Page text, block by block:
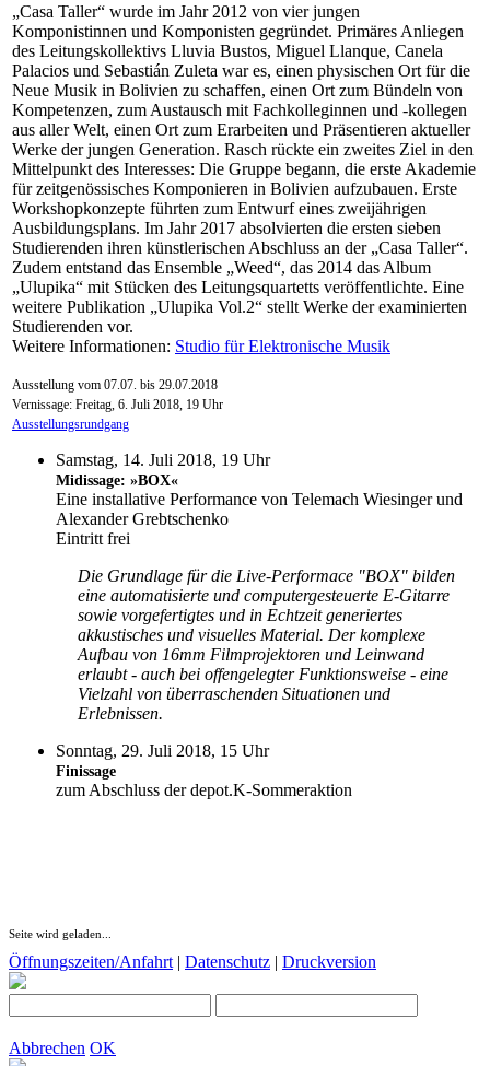
„Casa Taller“ wurde im Jahr 2012 von vier jungen
Komponistinnen und Komponisten gegründet. Primäres Anliegen
des Leitungskollektivs Lluvia Bustos, Miguel Llanque, Canela
Palacios und Sebastián Zuleta war es, einen physischen Ort für die
Neue Musik in Bolivien zu schaffen, einen Ort zum Bündeln von
Kompetenzen, zum Austausch mit Fachkolleginnen und -kollegen
aus aller Welt, einen Ort zum Erarbeiten und Präsentieren aktueller
Werke der jungen Generation. Rasch rückte ein zweites Ziel in den
Mittelpunkt des Interesses: Die Gruppe begann, die erste Akademie
für zeitgenössisches Komponieren in Bolivien aufzubauen. Erste
Workshopkonzepte führten zum Entwurf eines zweijährigen
Ausbildungsplans. Im Jahr 2017 absolvierten die ersten sieben
Studierenden ihren künstlerischen Abschluss an der „Casa Taller“.
Zudem entstand das Ensemble „Weed“, das 2014 das Album
„Ulupika“ mit Stücken des Leitungsquartetts veröffentlichte. Eine
weitere Publikation „Ulupika Vol.2“ stellt Werke der examinierten
Studierenden vor.
Weitere Informationen: Studio für Elektronische Musik
Ausstellung vom 07.07. bis 29.07.2018
Vernissage: Freitag, 6. Juli 2018, 19 Uhr
Ausstellungsrundgang
Samstag, 14. Juli 2018, 19 Uhr
Midissage: »BOX«
Eine installative Performance von Telemach Wiesinger und
Alexander Grebtschenko
Eintritt frei
Die Grundlage für die Live-Performace "BOX" bilden
eine automatisierte und computergesteuerte E-Gitarre
sowie vorgefertigtes und in Echtzeit generiertes
akkustisches und visuelles Material. Der komplexe
Aufbau von 16mm Filmprojektoren und Leinwand
erlaubt - auch bei offengelegter Funktionsweise - eine
Vielzahl von überraschenden Situationen und
Erlebnissen.
Sonntag, 29. Juli 2018, 15 Uhr
Finissage
zum Abschluss der depot.K-Sommeraktion
Seite wird geladen...
Öffnungszeiten/Anfahrt | Datenschutz | Druckversion
Abbrechen OK